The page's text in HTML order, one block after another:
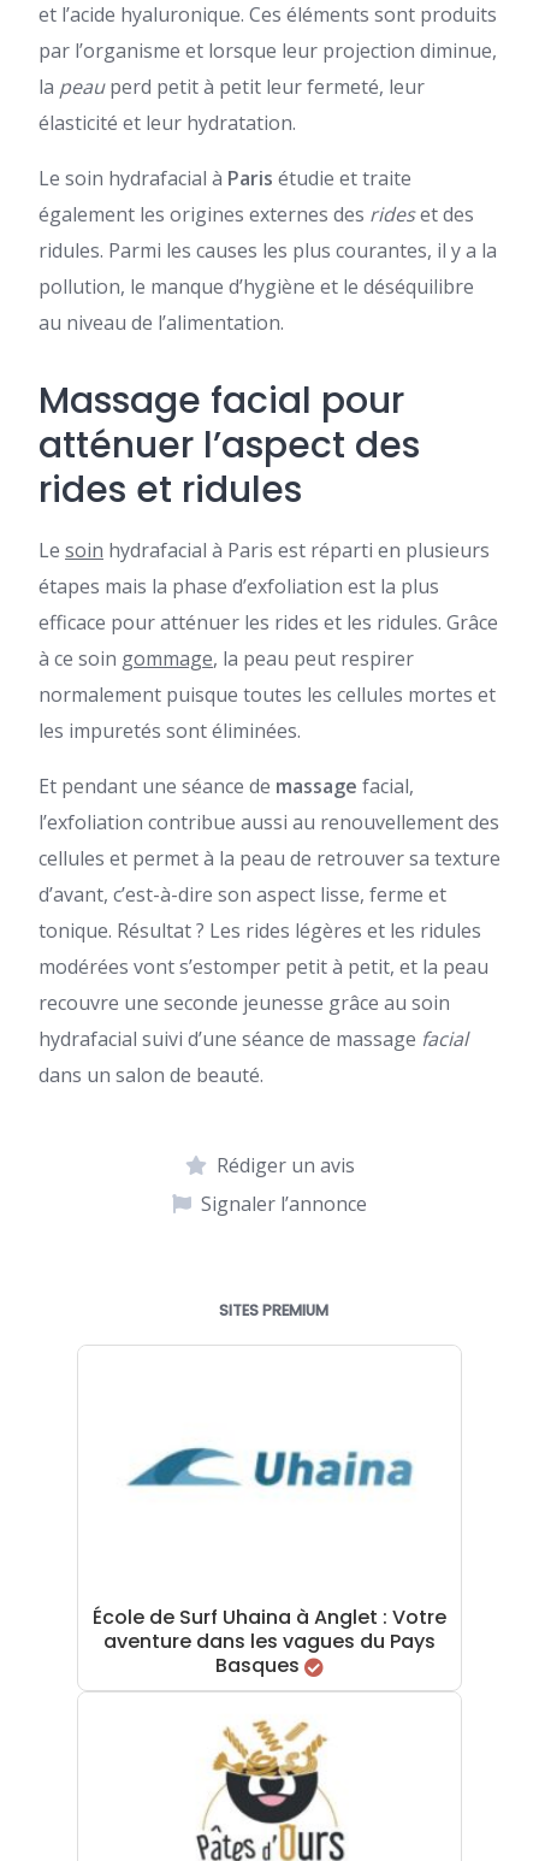
et l’acide hyaluronique. Ces éléments sont produits
par l’organisme et lorsque leur projection diminue,
la peauperd petit à petit leur fermeté, leur
élasticité et leur hydratation.
Le soin hydrafacial à Paris étudie et traite
également les origines externes des rideset des
ridules. Parmi les causes les plus courantes, il y a la
pollution, le manque d’hygiène et le déséquilibre
au niveau de l’alimentation.
Massage facial pour
atténuer l’aspect des
rides et ridules
Le soin hydrafacial à Paris est réparti en plusieurs
étapes mais la phase d’exfoliation est la plus
efficace pour atténuer les rides et les ridules. Grâce
à ce soin gommage, la peau peut respirer
normalement puisque toutes les cellules mortes et
les impuretés sont éliminées.
Et pendant une séance de massage facial,
l’exfoliation contribue aussi au renouvellement des
cellules et permet à la peau de retrouver sa texture
d’avant, c’est-à-dire son aspect lisse, ferme et
tonique. Résultat ? Les rides légères et les ridules
modérées vont s’estomper petit à petit, et la peau
recouvre une seconde jeunesse grâce au soin
hydrafacial suivi d’une séance de massage facial
dans un salon de beauté.
Rédiger un avis
Signaler l’annonce
SITES PREMIUM
École de Surf Uhaina à Anglet : Votre
aventure dans les vagues du Pays
Basques